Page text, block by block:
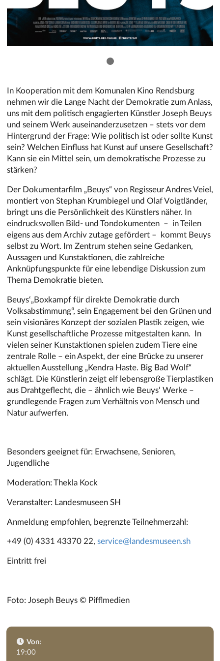
In Kooperation mit dem Komunalen Kino Rendsburg
nehmen wir die Lange Nacht der Demokratie zum Anlass,
uns mit dem politisch engagierten Künstler Joseph Beuys
und seinem Werk auseinanderzusetzen – stets vor dem
Hintergrund der Frage: Wie politisch ist oder sollte Kunst
sein? Welchen Einfluss hat Kunst auf unsere Gesellschaft?
Kann sie ein Mittel sein, um demokratische Prozesse zu
stärken?
Der Dokumentarfilm „Beuys“ von Regisseur Andres Veiel,
montiert von Stephan Krumbiegel und Olaf Voigtländer,
bringt uns die Persönlichkeit des Künstlers näher. In
eindrucksvollen Bild- und Tondokumenten – in Teilen
eigens aus dem Archiv zutage gefördert – kommt Beuys
selbst zu Wort. Im Zentrum stehen seine Gedanken,
Aussagen und Kunstaktionen, die zahlreiche
Anknüpfungspunkte für eine lebendige Diskussion zum
Thema Demokratie bieten.
Beuys‘„Boxkampf für direkte Demokratie durch
Volksabstimmung“, sein Engagement bei den Grünen und
sein visionäres Konzept der sozialen Plastik zeigen, wie
Kunst gesellschaftliche Prozesse mitgestalten kann. In
vielen seiner Kunstaktionen spielen zudem Tiere eine
zentrale Rolle – ein Aspekt, der eine Brücke zu unserer
aktuellen Ausstellung „Kendra Haste. Big Bad Wolf“
schlägt. Die Künstlerin zeigt elf lebensgroße Tierplastiken
aus Drahtgeflecht, die – ähnlich wie Beuys‘ Werke –
grundlegende Fragen zum Verhältnis von Mensch und
Natur aufwerfen.
Besonders geeignet für: Erwachsene, Senioren,
Jugendliche
Moderation: Thekla Kock
Veranstalter: Landesmuseen SH
Anmeldung empfohlen, begrenzte Teilnehmerzahl:
+49 (0) 4331 43370 22, service@landesmuseen.sh
Eintritt frei
Foto: Joseph Beuys © Pifflmedien
Von:
19:00